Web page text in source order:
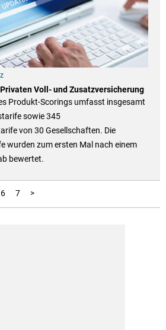
Privaten Voll- und Zusatzversicherung
Produkt-Scorings umfasst insgesamt
sowie 345
von 30 Gesellschaften. Die
wurden zum ersten Mal nach einem
bewertet.
6 7 >